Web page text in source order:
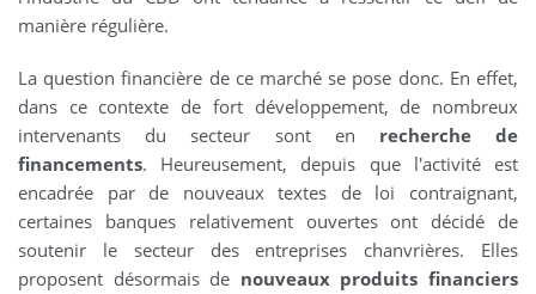
manière régulière.
La question financière de ce marché se pose donc. En effet,
dans ce contexte de fort développement, de nombreux
intervenants du secteur sont en recherche de
financements. Heureusement, depuis que l'activité est
encadrée par de nouveaux textes de loi contraignant,
certaines banques relativement ouvertes ont décidé de
soutenir le secteur des entreprises chanvrières. Elles
proposent désormais de nouveaux produits financiers